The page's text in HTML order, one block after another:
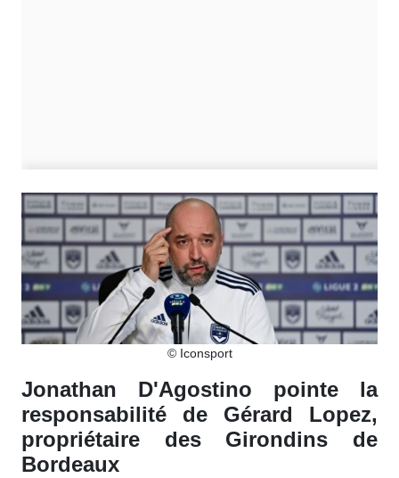
© Iconsport
Jonathan D'Agostino pointe la
responsabilité de Gérard Lopez,
propriétaire des Girondins de
Bordeaux